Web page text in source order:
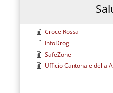
Croce Rossa
InfoDrog
SafeZone
Ufficio Cantonale della